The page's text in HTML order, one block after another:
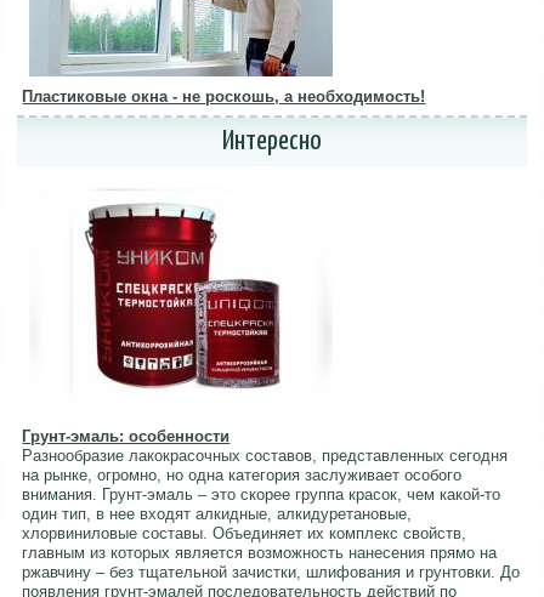
Пластиковые окна - не роскошь, а необходимость!
Интересно
Грунт-эмаль: особенности
Разнообразие лакокрасочных составов, представленных сегодня
на рынке, огромно, но одна категория заслуживает особого
внимания. Грунт-эмаль – это скорее группа красок, чем какой-то
один тип, в нее входят алкидные, алкидуретановые,
хлорвиниловые составы. Объединяет их комплекс свойств,
главным из которых является возможность нанесения прямо на
ржавчину – без тщательной зачистки, шлифования и грунтовки. До
появления грунт-эмалей последовательность действий по